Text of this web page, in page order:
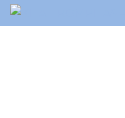
Springe
zum
KITA